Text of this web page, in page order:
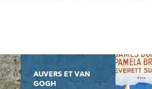
AUVERS ET VAN
GOGH